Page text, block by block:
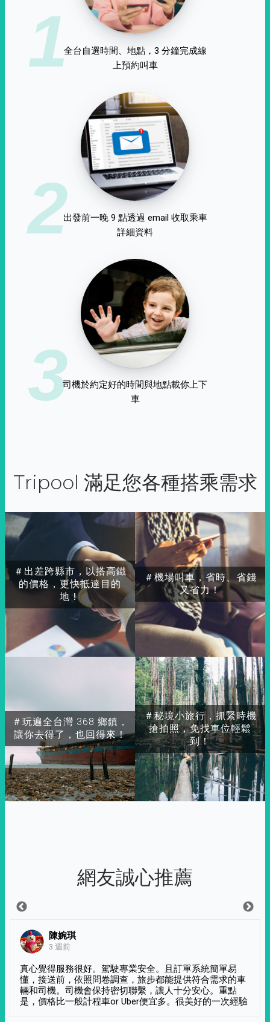
1全台自選時間、地點，3 分鐘完成線
上預約叫車
2出發前一晚 9 點透過 email 收取乘車
詳細資料
3司機於約定好的時間與地點載你上下
車
Tripool 滿足您各種搭乘需求
＃出差跨縣市，以搭高鐵
的價格，更快抵達目的
地！
＃玩遍全台灣 368 鄉鎮，
讓你去得了，也回得來！
＃秘境小旅行，抓緊時機
搶拍照，免找車位輕鬆
到！
＃機場叫車，省時、省錢
又省力！
網友誠心推薦
陳婉琪
3 週前
真心覺得服務很好。駕駛專業安全。且訂單系統簡單易
懂，接送前，依照問卷調查，旅步都能提供符合需求的車
輛和司機。司機會保持密切聯繫，讓人十分安心。重點
是，價格比一般計程車or Uber便宜多。很美好的一次經驗